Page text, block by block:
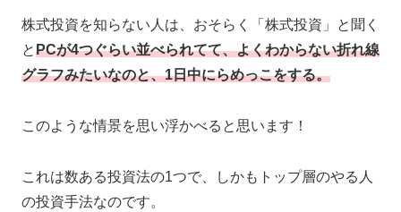
株式投資を知らない人は、おそらく「株式投資」と聞く
とPCが4つぐらい並べられてて、よくわからない折れ線
グラフみたいなのと、1日中にらめっこをする。
このような情景を思い浮かべると思います！
これは数ある投資法の1つで、しかもトップ層のやる人
の投資手法なのです。